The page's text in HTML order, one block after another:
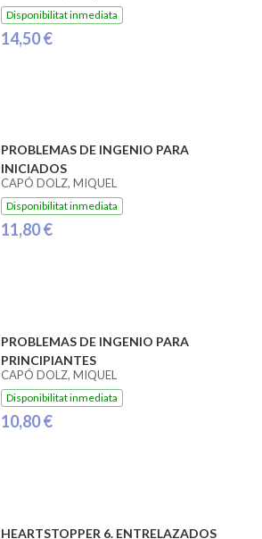
Disponibilitat inmediata
14,50 €
PROBLEMAS DE INGENIO PARA
INICIADOS
CAPÓ DOLZ, MIQUEL
Disponibilitat inmediata
11,80 €
PROBLEMAS DE INGENIO PARA
PRINCIPIANTES
CAPÓ DOLZ, MIQUEL
Disponibilitat inmediata
10,80 €
HEARTSTOPPER 6. ENTRELAZADOS